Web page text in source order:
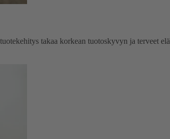
takaa korkean tuotoskyvyn ja terveet